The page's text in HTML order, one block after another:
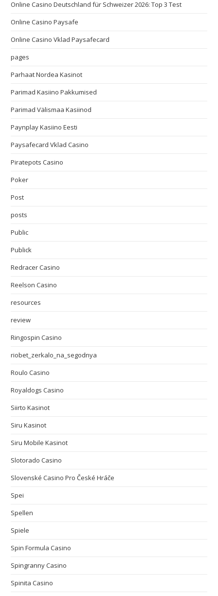
Online Casino Deutschland für Schweizer 2026: Top 3 Test
Online Casino Paysafe
Online Casino Vklad Paysafecard
pages
Parhaat Nordea Kasinot
Parimad Kasiino Pakkumised
Parimad Välismaa Kasiinod
Paynplay Kasiino Eesti
Paysafecard Vklad Casino
Piratepots Casino
Poker
Post
posts
Public
Publick
Redracer Casino
Reelson Casino
resources
review
Ringospin Casino
riobet_zerkalo_na_segodnya
Roulo Casino
Royaldogs Casino
Siirto Kasinot
Siru Kasinot
Siru Mobile Kasinot
Slotorado Casino
Slovenské Casino Pro České Hráče
Spei
Spellen
Spiele
Spin Formula Casino
Spingranny Casino
Spinita Casino